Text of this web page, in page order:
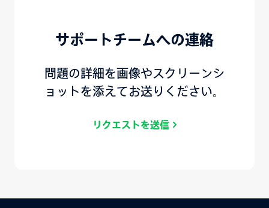
サポートチームへの連絡
問題の詳細を画像やスクリーンシ
ョットを添えてお送りください。
リクエストを送信